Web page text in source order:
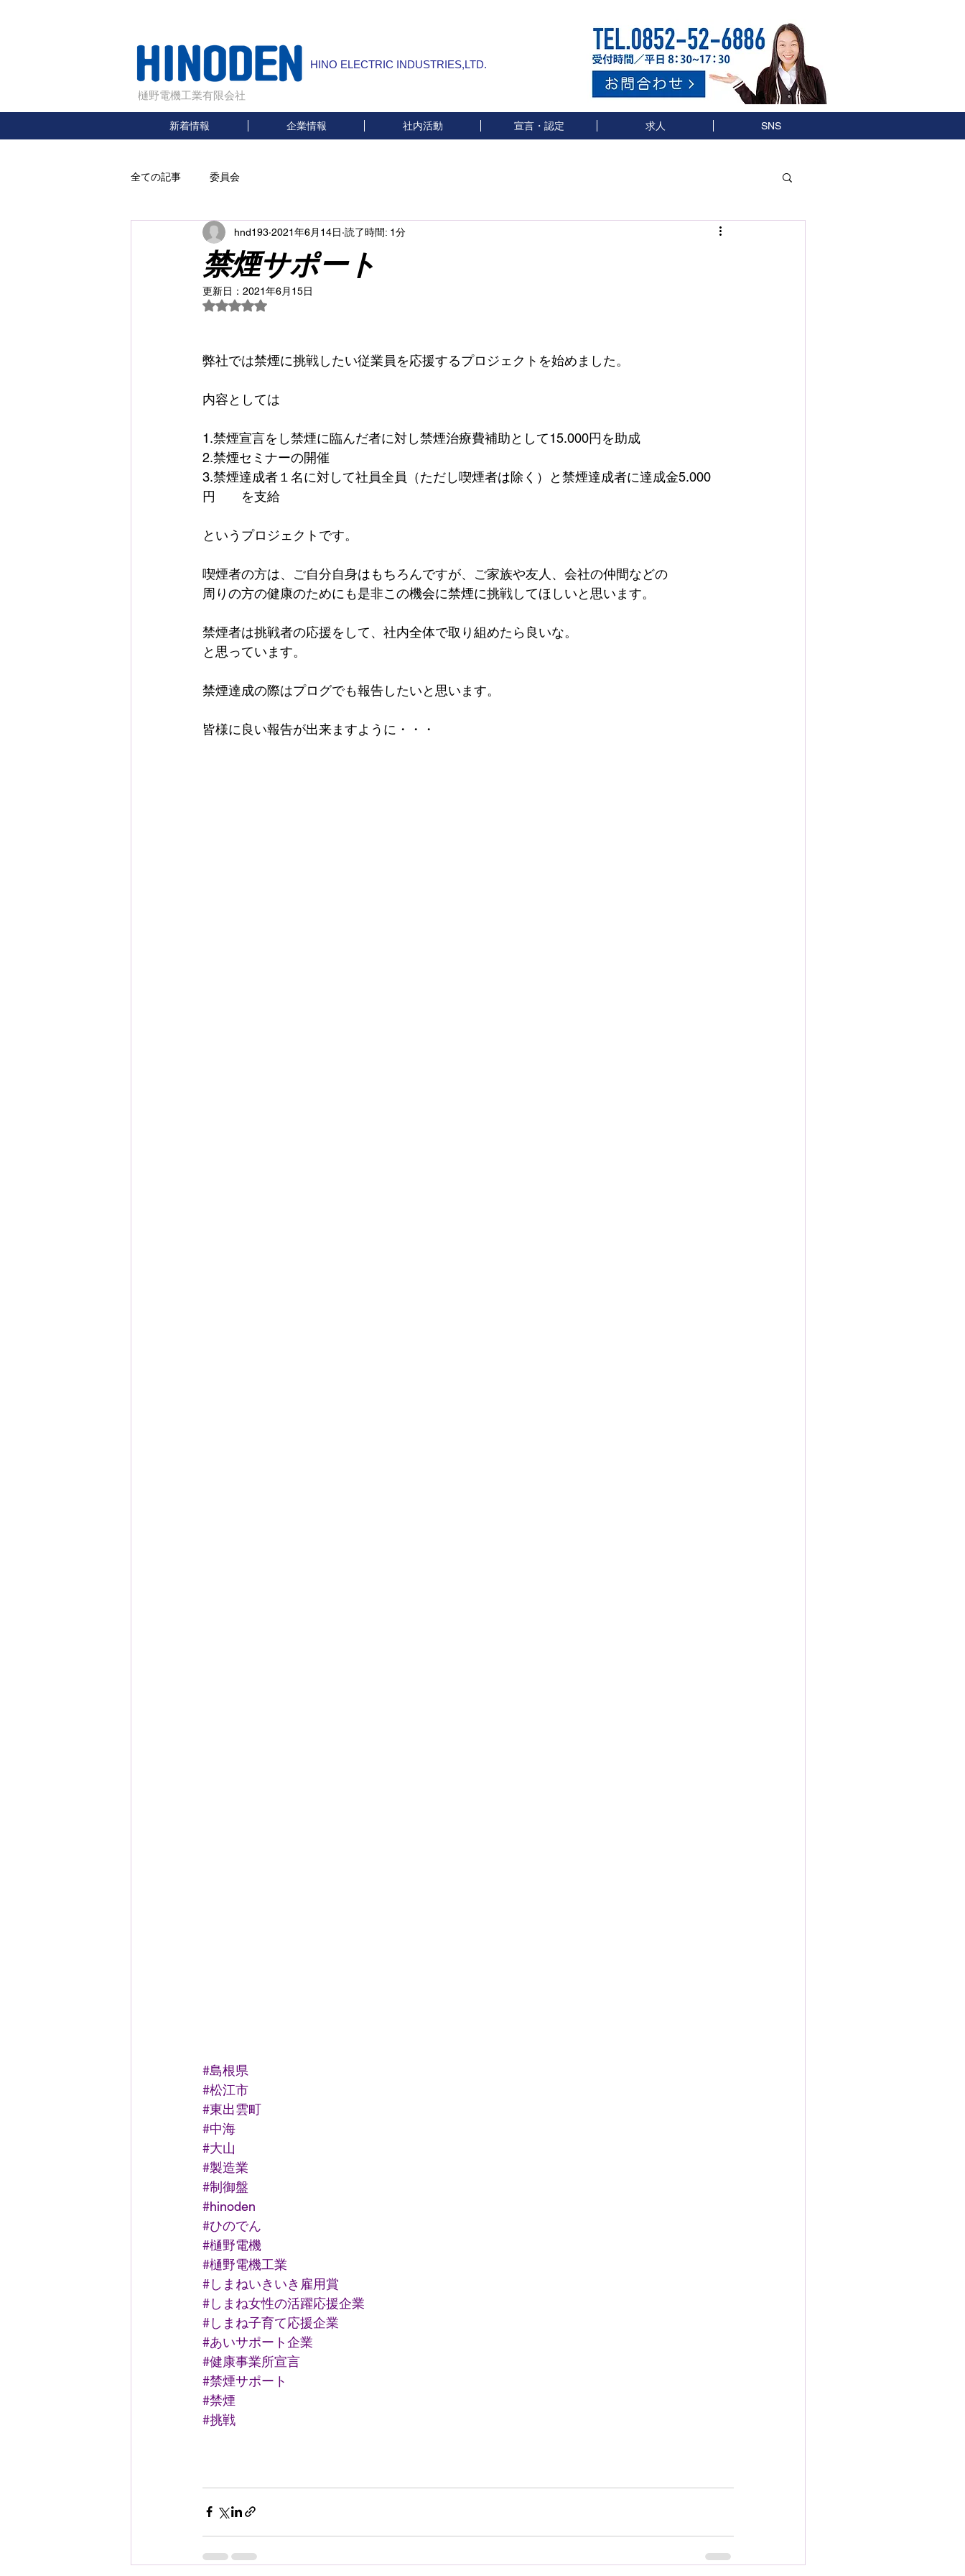
樋野電機工業有限会社
HINO ELECTRIC INDUSTRIES,LTD.
新着情報 企業情報 社内活動 宣言・認定 求人 SNS
全ての記事 委員会
禁煙サポート
hnd193 2021年6月14日 読了時間: 1分
更新日： 2021年6月15日
5つ星のうちNaNと評価されています。
弊社では禁煙に挑戦したい従業員を応援するプロジェクトを始めました。
内容としては
1.禁煙宣言をし禁煙に臨んだ者に対し禁煙治療費補助として15.000円を助成
2.禁煙セミナーの開催
3.禁煙達成者１名に対して社員全員（ただし喫煙者は除く）と禁煙達成者に達成金5.000
円　　を支給
というプロジェクトです。
喫煙者の方は、ご自分自身はもちろんですが、ご家族や友人、会社の仲間などの
周りの方の健康のためにも是非この機会に禁煙に挑戦してほしいと思います。
禁煙者は挑戦者の応援をして、社内全体で取り組めたら良いな。
と思っています。
禁煙達成の際はプログでも報告したいと思います。
皆様に良い報告が出来ますように・・・
#島根県
#松江市
#東出雲町
#中海
#大山
#製造業
#制御盤
#hinoden
#ひのでん
#樋野電機
#樋野電機工業
#しまねいきいき雇用賞
#しまね女性の活躍応援企業
#しまね子育て応援企業
#あいサポート企業
#健康事業所宣言
#禁煙サポート
#禁煙
#挑戦